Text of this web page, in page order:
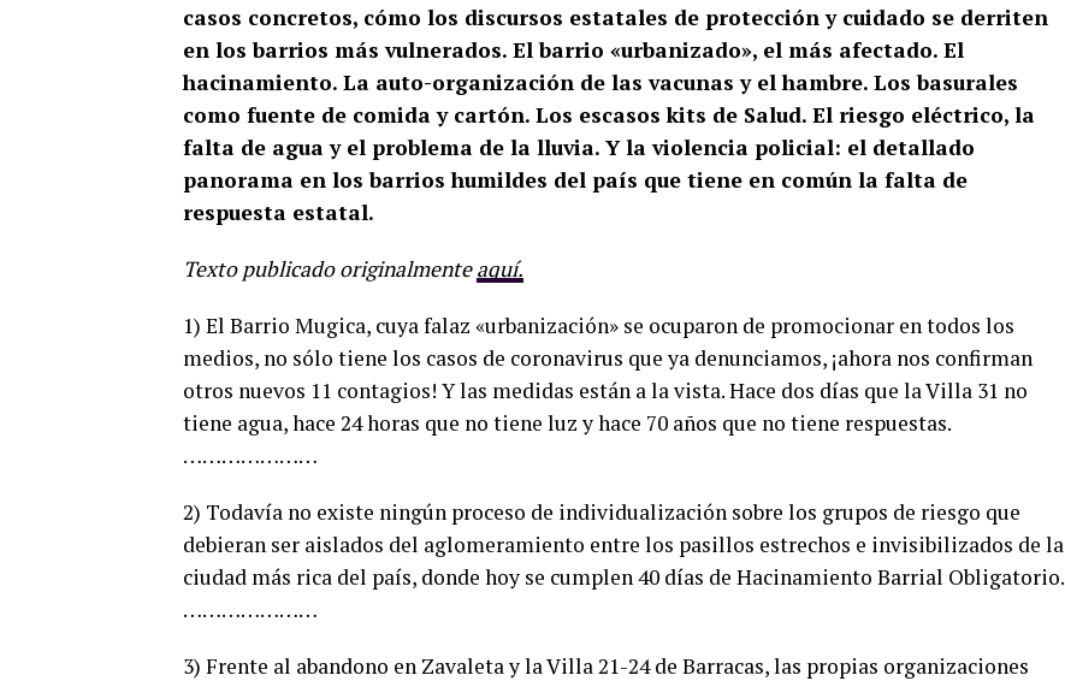
casos concretos, cómo los discursos estatales de protección y cuidado se derriten
en los barrios más vulnerados. El barrio «urbanizado», el más afectado. El
hacinamiento. La auto-organización de las vacunas y el hambre. Los basurales
como fuente de comida y cartón. Los escasos kits de Salud. El riesgo eléctrico, la
falta de agua y el problema de la lluvia. Y la violencia policial: el detallado
panorama en los barrios humildes del país que tiene en común la falta de
respuesta estatal.
Texto publicado originalmenteaquí.
1) El Barrio Mugica, cuya falaz «urbanización» se ocuparon de promocionar en todos los
medios, no sólo tiene los casos de coronavirus que ya denunciamos, ¡ahora nos confirman
otros nuevos 11 contagios! Y las medidas están a la vista. Hace dos días que la Villa 31 no
tiene agua, hace 24 horas que no tiene luz y hace 70 años que no tiene respuestas.
…………………
2) Todavía no existe ningún proceso de individualización sobre los grupos de riesgo que
debieran ser aislados del aglomeramiento entre los pasillos estrechos e invisibilizados de la
ciudad más rica del país, donde hoy se cumplen 40 días de Hacinamiento Barrial Obligatorio.
…………………
3) Frente al abandono en Zavaleta y la Villa 21-24 de Barracas, las propias organizaciones